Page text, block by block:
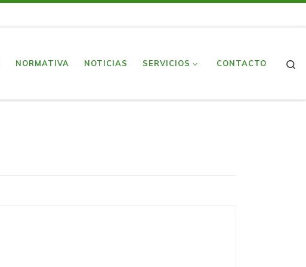
NORMATIVA NOTICIAS SERVICIOS CONTACTO